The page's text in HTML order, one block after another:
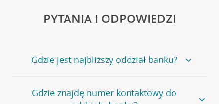
PYTANIA I ODPOWIEDZI
Gdzie jest najbliższy oddział banku?
Jeśli szukasz oddziału naszego banku, zapraszamy na
stronęPlacówki i bankomaty, na której znajduje się
Gdzie znajdę numer kontaktowy do